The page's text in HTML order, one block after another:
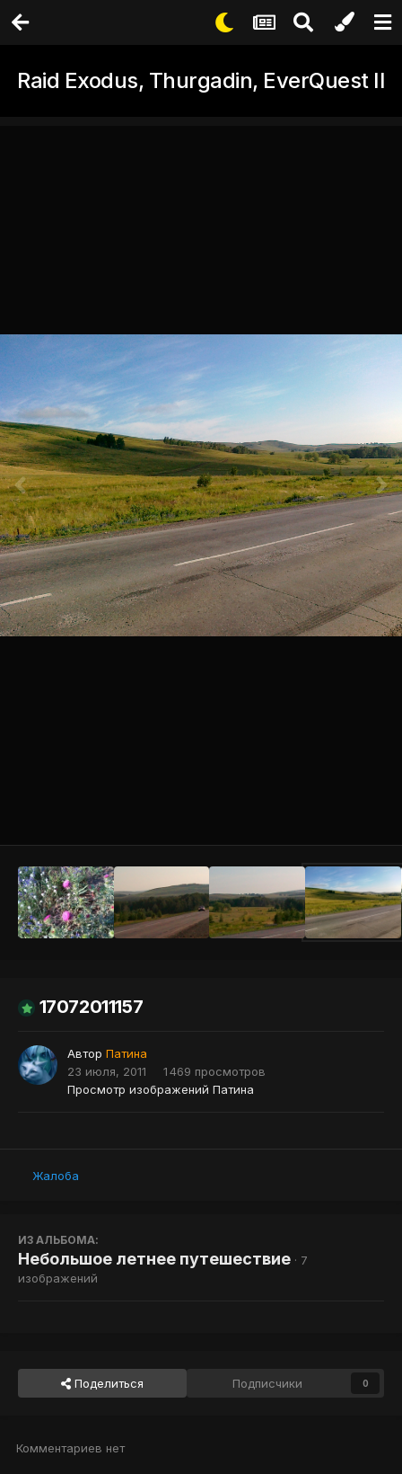
Raid Exodus, Thurgadin, EverQuest II
17072011157
Автор Патина
23 июля, 2011
1 469 просмотров
Просмотр изображений Патина
Жалоба
ИЗ АЛЬБОМА:
Небольшое летнее путешествие · 7
изображений
Поделиться Подписчики 0
Комментариев нет